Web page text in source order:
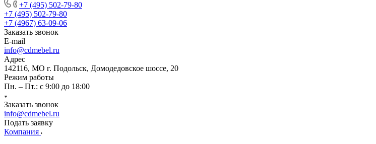
+7 (495) 502-79-80
+7 (495) 502-79-80
+7 (4967) 63-09-06
Заказать звонок
E-mail
info@cdmebel.ru
Адрес
142116, МО г. Подольск, Домодедовское шоссе, 20
Режим работы
Пн. – Пт.: с 9:00 до 18:00
Заказать звонок
info@cdmebel.ru
Подать заявку
Компания